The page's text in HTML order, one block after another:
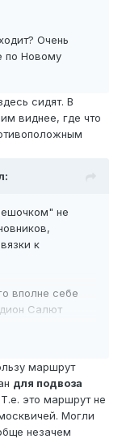
Очень
по Новому
сидят. В
виднее, где что
не
к
вполне себе
Салют
продлять
Да и если
маршрут
для подвоза
это маршрут не
Могли
незачем